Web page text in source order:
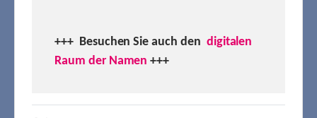
+++ Besuchen Sie auch den digitalen
Raum der Namen +++